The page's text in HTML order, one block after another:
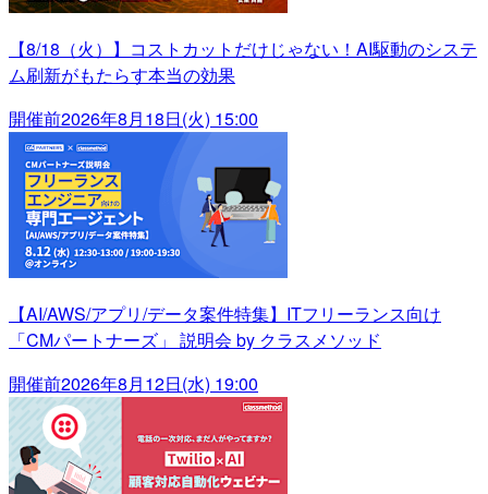
【8/18（火）】コストカットだけじゃない！AI駆動のシステ
ム刷新がもたらす本当の効果
開催前2026年8月18日(火) 15:00
【AI/AWS/アプリ/データ案件特集】ITフリーランス向け
「CMパートナーズ」 説明会 by クラスメソッド
開催前2026年8月12日(水) 19:00